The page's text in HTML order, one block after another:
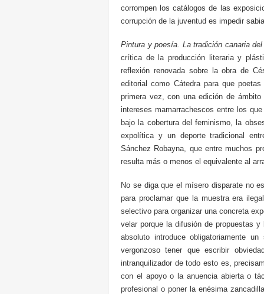
corrompen los catálogos de las
corrupción de la juventud es impedir
Pintura y poesía. La tradición canaria
crítica de la producción literaria y
reflexión renovada sobre la obra de
editorial como Cátedra para que
primera vez, con una edición de
intereses mamarrachescos entre los
bajo la cobertura del feminismo, la
expolítica y un deporte tradicional
Sánchez Robayna, que entre muchos
resulta más o menos el equivalente al
No se diga que el mísero disparate no
para proclamar que la muestra era
selectivo para organizar una concreta
velar porque la difusión de propuestas
absoluto introduce obligatoriamente
vergonzoso tener que escribir
intranquilizador de todo esto es,
con el apoyo o la anuencia abierta o
profesional o poner la enésima